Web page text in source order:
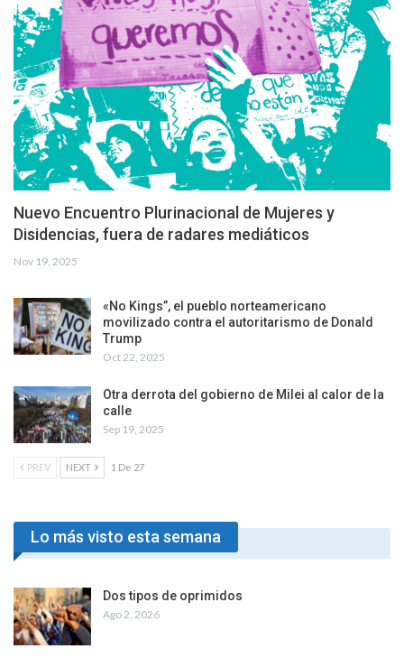
Nuevo Encuentro Plurinacional de Mujeres y
Disidencias, fuera de radares mediáticos
Nov 19, 2025
«No Kings”, el pueblo norteamericano
movilizado contra el autoritarismo de Donald
Trump
Oct 22, 2025
Otra derrota del gobierno de Milei al calor de la
calle
Sep 19, 2025
PREV NEXT 1 De 27
Lo más visto esta semana
Dos tipos de oprimidos
Ago 2, 2026